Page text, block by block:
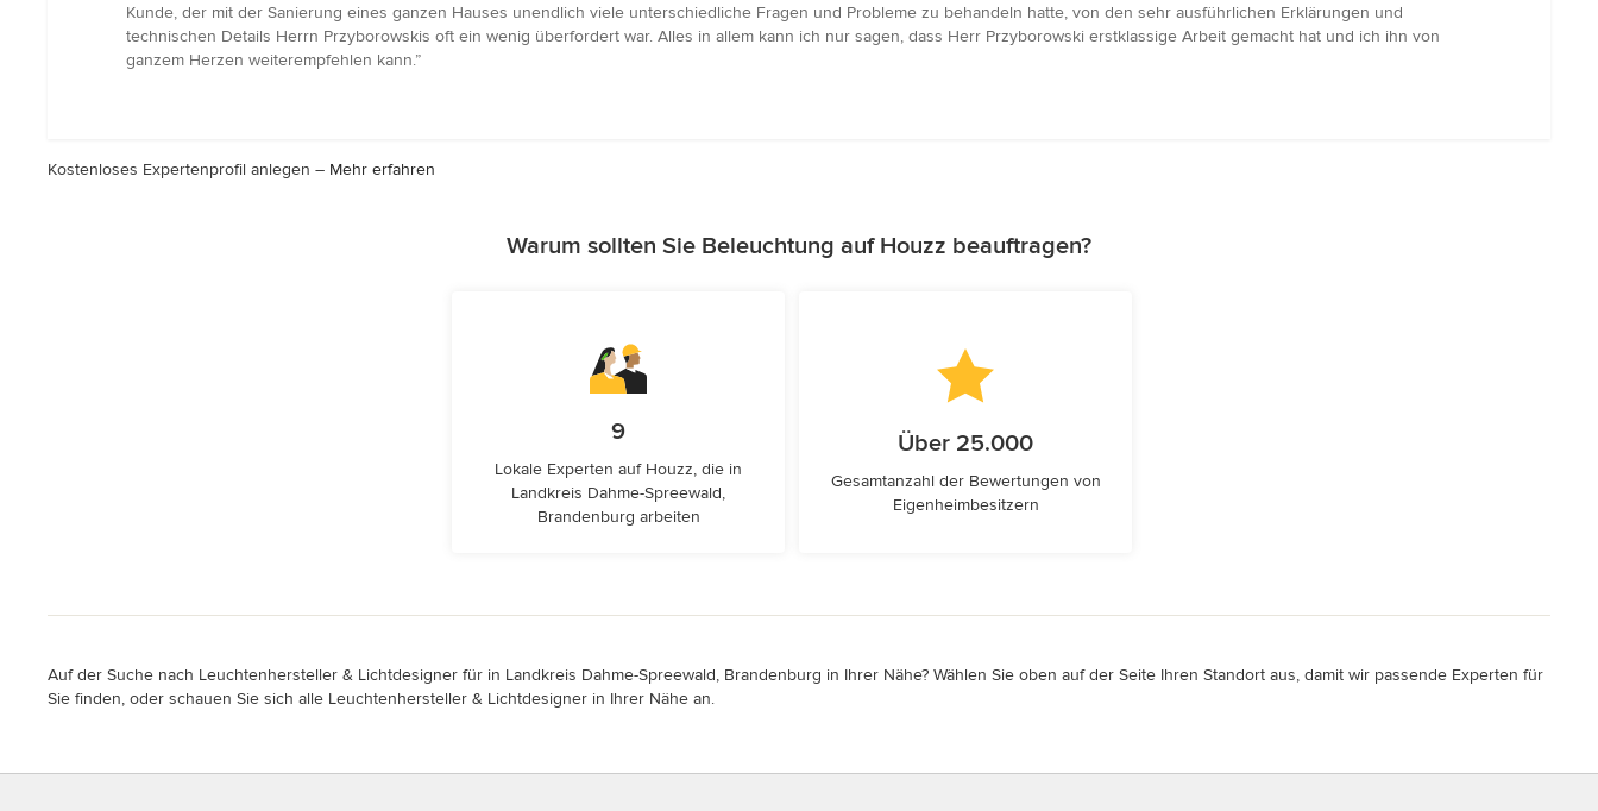
Kunde, der mit der Sanierung eines ganzen Hauses unendlich viele unterschiedliche Fragen und Probleme zu behandeln hatte, von den sehr ausführlichen Erklärungen und
technischen Details Herrn Przyborowskis oft ein wenig überfordert war. Alles in allem kann ich nur sagen, dass Herr Przyborowski erstklassige Arbeit gemacht hat und ich ihn von
ganzem Herzen weiterempfehlen kann.”
Kostenloses Expertenprofil anlegen – Mehr erfahren
Warum sollten Sie Beleuchtung auf Houzz beauftragen?
9
Lokale Experten auf Houzz, die in
Landkreis Dahme-Spreewald,
Brandenburg arbeiten
Über 25.000
Gesamtanzahl der Bewertungen von
Eigenheimbesitzern
Auf der Suche nach Leuchtenhersteller & Lichtdesigner für in Landkreis Dahme-Spreewald, Brandenburg in Ihrer Nähe? Wählen Sie oben auf der Seite Ihren Standort aus, damit wir passende Experten für
Sie finden, oder schauen Sie sich alle Leuchtenhersteller & Lichtdesigner in Ihrer Nähe an.